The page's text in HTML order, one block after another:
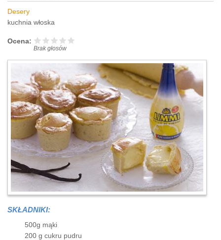
Desery
kuchnia włoska
Ocena:
Brak głosów
SKŁADNIKI:
500g mąki
200 g cukru pudru